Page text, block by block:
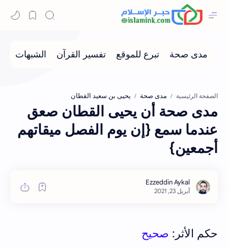
الصفحة الرئيسية مدى صحة يحيى بن سعيد القطان
مدى صحة أن يحيى القطان صعق
عندما سمع {إن يوم الفصل ميقاتهم
أجمعين}
حكم الأثر: صحيح